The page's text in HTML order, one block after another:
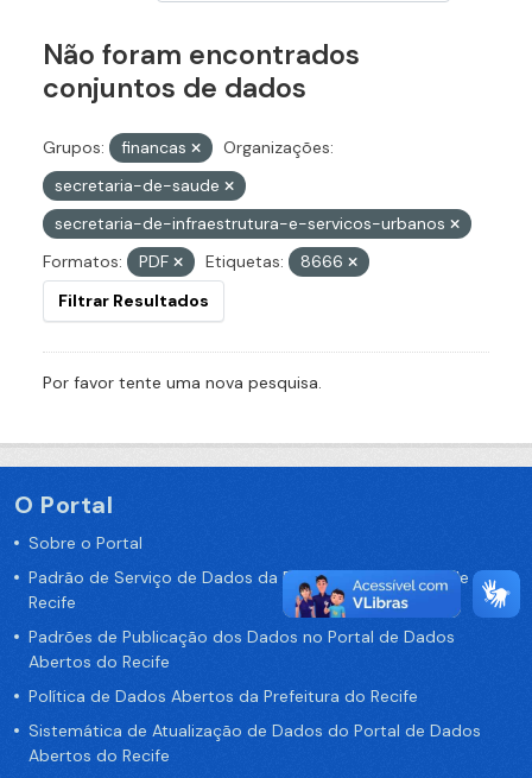
Não foram encontrados
conjuntos de dados
Grupos: financas
Organizações:
secretaria-de-saude
secretaria-de-infraestrutura-e-servicos-urbanos
Formatos:
PDF Etiquetas:
8666
Filtrar Resultados
Por favor tente uma nova pesquisa.
O Portal
Sobre o Portal
Padrão de Serviço de Dados da Prefeitura da Cidade de
Recife
Padrões de Publicação dos Dados no Portal de Dados
Abertos do Recife
Política de Dados Abertos da Prefeitura do Recife
Sistemática de Atualização de Dados do Portal de Dados
Abertos do Recife